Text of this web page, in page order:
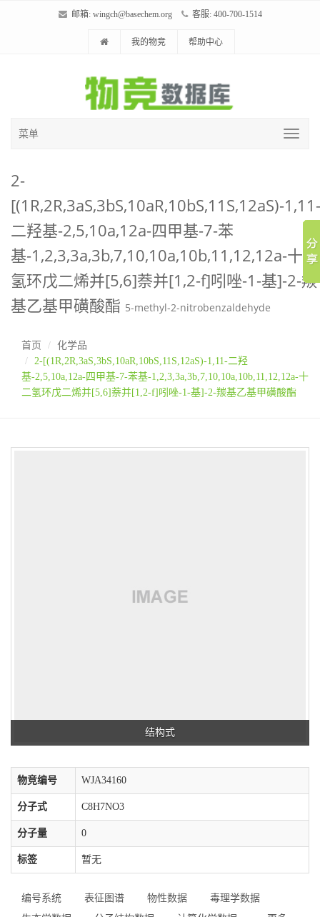
邮箱: wingch@basechem.org 客服: 400-700-1514
我的物竞 帮助中心
菜单
2-
[(1R,2R,3aS,3bS,10aR,10bS,11S,12aS)-1,11-
二羟基-2,5,10a,12a-四甲基-7-苯
基-1,2,3,3a,3b,7,10,10a,10b,11,12,12a-十二
氢环戊二烯并[5,6]萘并[1,2-f]吲唑-1-基]-2-羰
基乙基甲磺酸酯 5-methyl-2-nitrobenzaldehyde
首页
化学品
2-[(1R,2R,3aS,3bS,10aR,10bS,11S,12aS)-1,11-二羟
基-2,5,10a,12a-四甲基-7-苯基-1,2,3,3a,3b,7,10,10a,10b,11,12,12a-十
二氢环戊二烯并[5,6]萘并[1,2-f]吲唑-1-基]-2-羰基乙基甲磺酸酯
结构式
物竞编号 WJA34160
分子式 C8H7NO3
分子量 0
标签 暂无
编号系统 表征图谱 物性数据
毒理学数据